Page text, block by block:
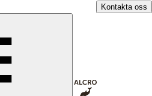
Kontakta oss